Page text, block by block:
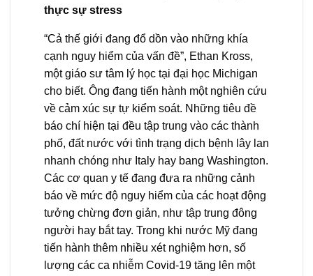
thực sự stress
“Cả thế giới đang đổ dồn vào những khía
cạnh nguy hiểm của vấn đề”, Ethan Kross,
một giáo sư tâm lý học tại đại học Michigan
cho biết. Ông đang tiến hành một nghiên cứu
về cảm xúc sự tự kiểm soát. Những tiêu đề
báo chí hiện tại đều tập trung vào các thành
phố, đất nước với tình trạng dịch bệnh lây lan
nhanh chóng như Italy hay bang Washington.
Các cơ quan y tế đang đưa ra những cảnh
báo về mức độ nguy hiểm của các hoạt động
tưởng chừng đơn giản, như tập trung đông
người hay bắt tay. Trong khi nước Mỹ đang
tiến hành thêm nhiều xét nghiệm hơn, số
lượng các ca nhiễm Covid-19 tăng lên một